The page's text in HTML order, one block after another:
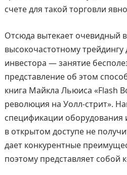
счете для такой торговли
Отсюда вытекает очевидный
высокочастотному трейдингу
инвестора — занятие
представление об этом
книга Майкла Льюиса «Flash
революция на Уолл-стрит».
спецификации оборудования
в открытом доступе не
дает конкурентные
поэтому представляет собой